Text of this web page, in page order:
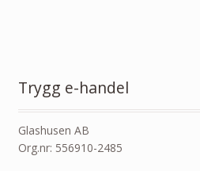
Trygg e-handel
Glashusen AB
Org.nr: 556910-2485